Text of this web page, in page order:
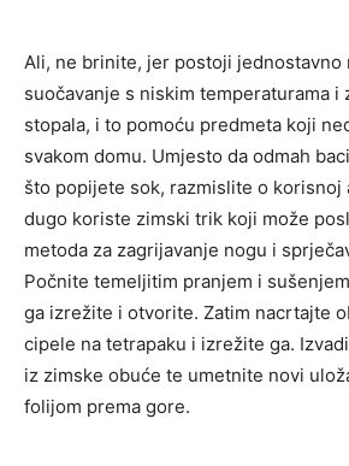
Ali, ne brinite, jer postoji jednostavno
suočavanje s niskim temperaturama i
stopala, i to pomoću predmeta koji
svakom domu. Umjesto da odmah
što popijete sok, razmislite o korisnoj
dugo koriste zimski trik koji može
metoda za zagrijavanje nogu i
Počnite temeljitim pranjem i
ga izrežite i otvorite. Zatim nacrtajte
cipele na tetrapaku i izrežite ga.
iz zimske obuće te umetnite novi
folijom prema gore.